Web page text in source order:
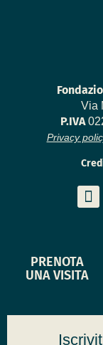
Via
P.IVA
Privacy
PRENOTA
UNA VISITA